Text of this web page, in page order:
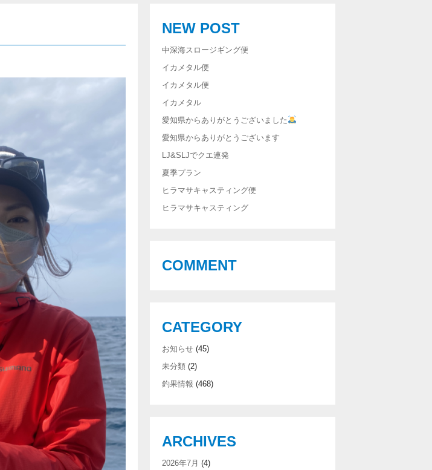
NEW POST
中深海スロージギング便
イカメタル便
イカメタル便
イカメタル
愛知県からありがとうございました
愛知県からありがとうございます
LJ&SLJでクエ連発
夏季プラン
ヒラマサキャスティング便
ヒラマサキャスティング
COMMENT
CATEGORY
お知らせ(45)
未分類(2)
釣果情報 (468)
ARCHIVES
2026年7月 (4)